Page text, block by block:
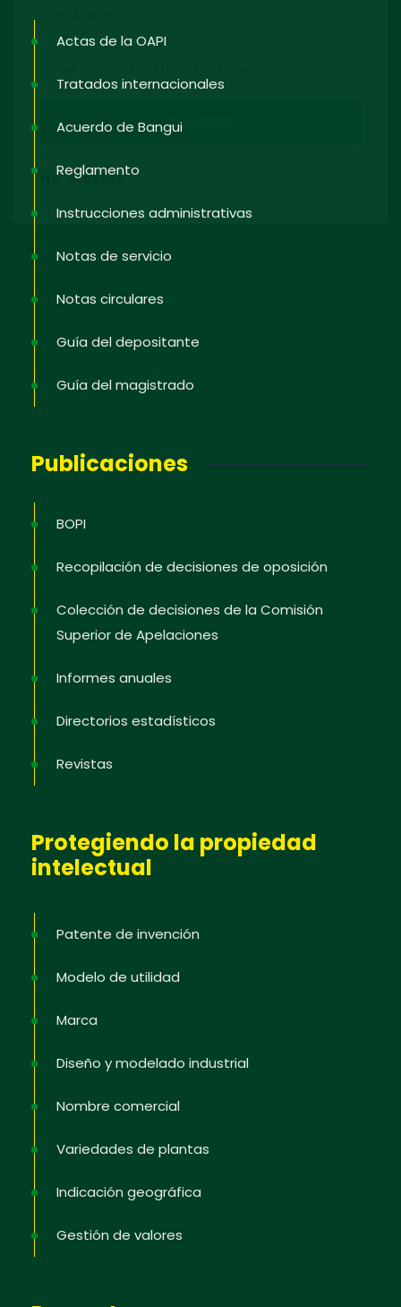
Actas de la OAPI
Tratados internacionales
Acuerdo de Bangui
Reglamento
Instrucciones administrativas
Notas de servicio
Notas circulares
Guía del depositante
Guía del magistrado
Publicaciones
BOPI
Recopilación de decisiones de oposición
Colección de decisiones de la Comisión
Superior de Apelaciones
Informes anuales
Directorios estadísticos
Revistas
Protegiendo la propiedad
intelectual
Patente de invención
Modelo de utilidad
Marca
Diseño y modelado industrial
Nombre comercial
Variedades de plantas
Indicación geográfica
Gestión de valores
No, gracias